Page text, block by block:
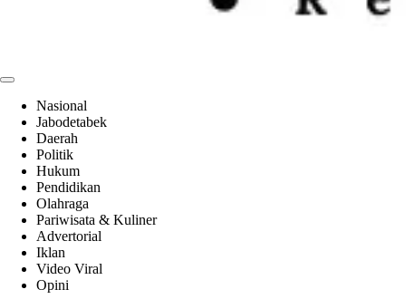
Nasional
Jabodetabek
Daerah
Politik
Hukum
Pendidikan
Olahraga
Pariwisata & Kuliner
Advertorial
Iklan
Video Viral
Opini